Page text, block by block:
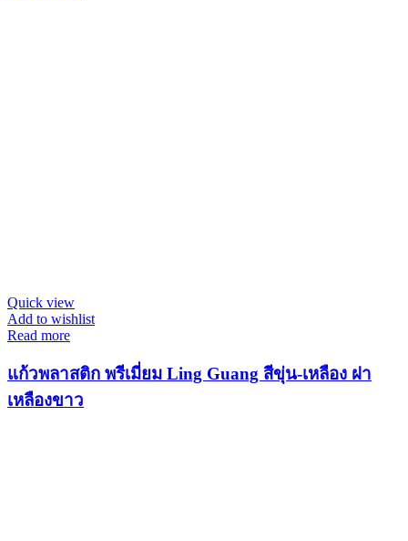
Quick view
Add to wishlist
Read more
แก้วพลาสติก พรีเมี่ยม Ling Guang สีขุ่น-เหลือง ฝา
เหลืองขาว